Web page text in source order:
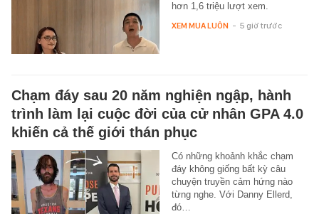
hơn 1,6 triệu lượt xem.
XEM MUA LUÔN - 5 giờ trước
Chạm đáy sau 20 năm nghiện ngập, hành
trình làm lại cuộc đời của cử nhân GPA 4.0
khiến cả thế giới thán phục
Có những khoảnh khắc chạm
đáy không giống bất kỳ câu
chuyện truyền cảm hứng nào
từng nghe. Với Danny Ellerd,
đó…